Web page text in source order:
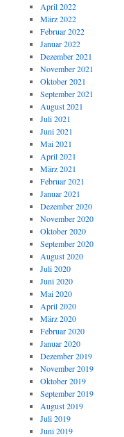
April 2022
März 2022
Februar 2022
Januar 2022
Dezember 2021
November 2021
Oktober 2021
September 2021
August 2021
Juli 2021
Juni 2021
Mai 2021
April 2021
März 2021
Februar 2021
Januar 2021
Dezember 2020
November 2020
Oktober 2020
September 2020
August 2020
Juli 2020
Juni 2020
Mai 2020
April 2020
März 2020
Februar 2020
Januar 2020
Dezember 2019
November 2019
Oktober 2019
September 2019
August 2019
Juli 2019
Juni 2019